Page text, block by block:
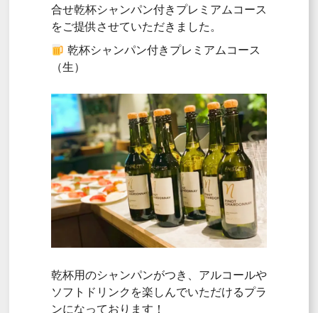
合せ乾杯シャンパン付きプレミアムコース
をご提供させていただきました。
乾杯シャンパン付きプレミアムコース
（生）
乾杯用のシャンパンがつき、アルコールや
ソフトドリンクを楽しんでいただけるプラ
ンになっております！